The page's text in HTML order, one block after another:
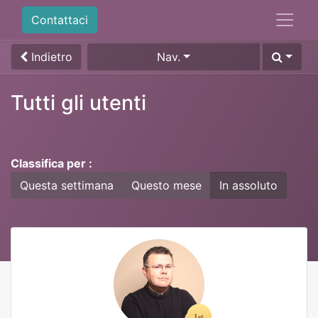
Contattaci
Indietro Nav.
Tutti gli utenti
Classifica per :
Questa settimana
Questo mese In assoluto